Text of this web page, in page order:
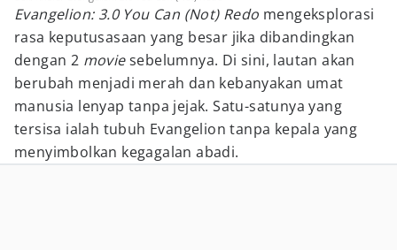
Evangelion: 3.0 You Can (Not) Redo mengeksplorasi
rasa keputusasaan yang besar jika dibandingkan
dengan 2 moviesebelumnya. Di sini, lautan akan
berubah menjadi merah dan kebanyakan umat
manusia lenyap tanpa jejak. Satu-satunya yang
tersisa ialah tubuh Evangelion tanpa kepala yang
menyimbolkan kegagalan abadi.